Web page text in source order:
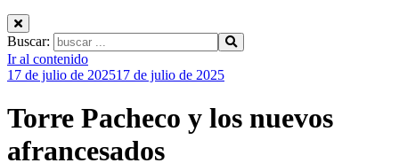
Buscar:
Ir al contenido
17 de julio de 202517 de julio de 2025
Torre Pacheco y los nuevos
afrancesados